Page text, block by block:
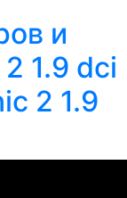
и
1.9 dci
2 1.9